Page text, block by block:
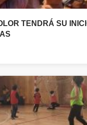
TENDRÁ SU